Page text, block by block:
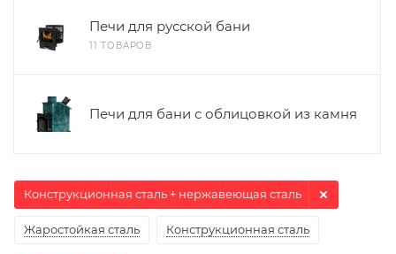
Печи для русской бани
11 ТОВАРОВ
Печи для бани с облицовкой из камня
Жаростойкая сталь Конструкционная сталь
Конструкционная сталь + нержавеющая сталь